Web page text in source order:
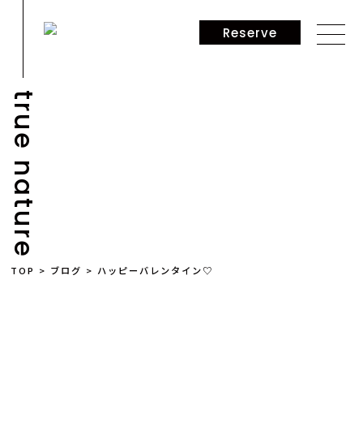
Reserve
true nature
TOP > ブログ > ハッピーバレンタイン♡